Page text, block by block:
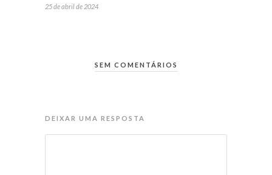
25 de abril de 2024
SEM COMENTÁRIOS
DEIXAR UMA RESPOSTA